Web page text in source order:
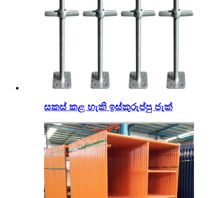
සකස් කළ හැකි ඉස්කුරුප්පු ජැක්